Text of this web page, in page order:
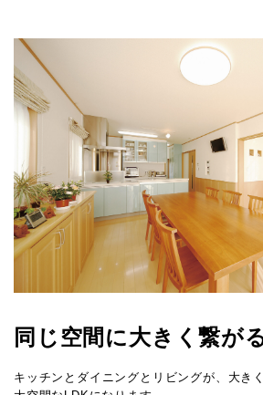
同じ空間に大きく繋が
キッチンとダイニングとリビングが、大き